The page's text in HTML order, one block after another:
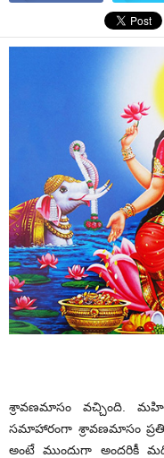
శ్రావణమాసం వచ్చింది.
సమాహారంగా శ్రావణమాసం ప్రతి
అంటే ముందుగా అందరికీ